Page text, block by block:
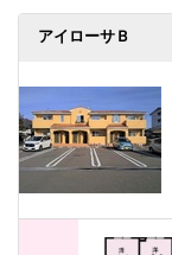
アイローサＢ